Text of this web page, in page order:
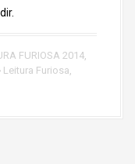
FURIOSA 2014,
Leitura Furiosa,